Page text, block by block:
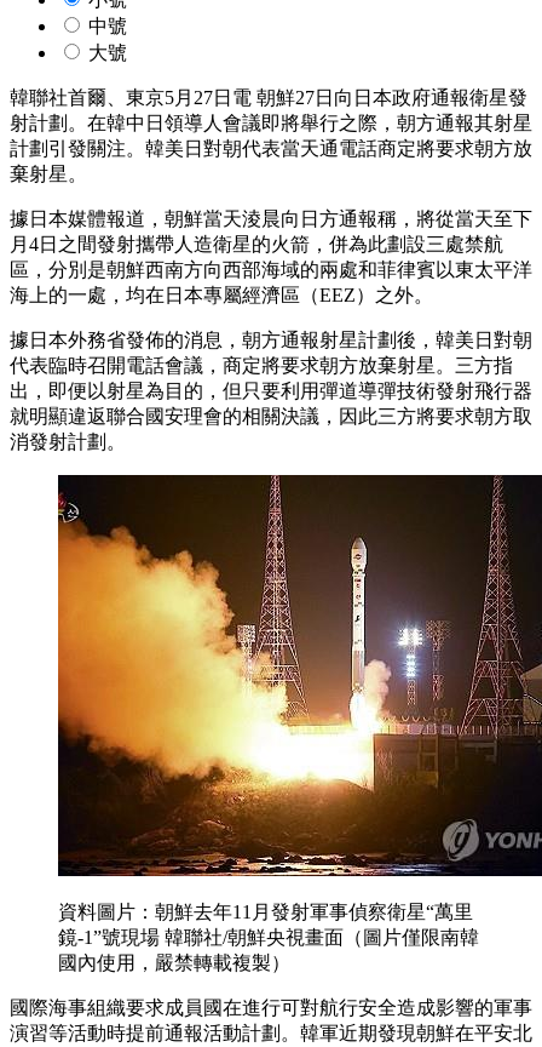
中號
大號
韓聯社首爾、東京5月27日電 朝鮮27日向日本政府通報衛星發
射計劃。在韓中日領導人會議即將舉行之際，朝方通報其射星
計劃引發關注。韓美日對朝代表當天通電話商定將要求朝方放
棄射星。
據日本媒體報道，朝鮮當天淩晨向日方通報稱，將從當天至下
月4日之間發射攜帶人造衛星的火箭，併為此劃設三處禁航
區，分別是朝鮮西南方向西部海域的兩處和菲律賓以東太平洋
海上的一處，均在日本專屬經濟區（EEZ）之外。
據日本外務省發佈的消息，朝方通報射星計劃後，韓美日對朝
代表臨時召開電話會議，商定將要求朝方放棄射星。三方指
出，即便以射星為目的，但只要利用彈道導彈技術發射飛行器
就明顯違返聯合國安理會的相關決議，因此三方將要求朝方取
消發射計劃。
資料圖片：朝鮮去年11月發射軍事偵察衛星“萬里
鏡-1”號現場 韓聯社/朝鮮央視畫面（圖片僅限南韓
國內使用，嚴禁轉載複製）
國際海事組織要求成員國在進行可對航行安全造成影響的軍事
演習等活動時提前通報活動計劃。韓軍近期發現朝鮮在平安北